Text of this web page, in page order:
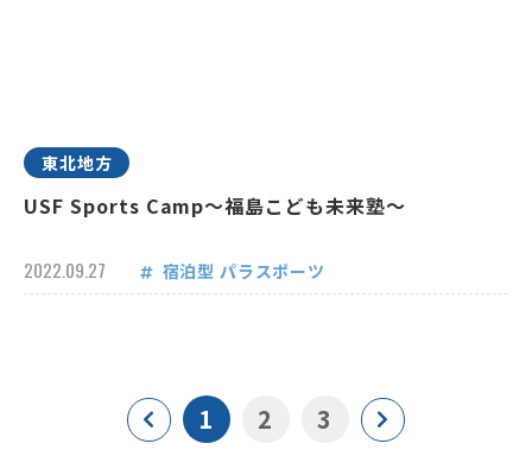
東北地方
USF Sports Camp～福島こども未来塾～
2022.09.27 宿泊型 パラスポーツ
1 2 3